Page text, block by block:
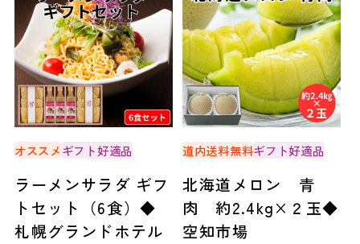
オススメギフト好適品
ラーメンサラダ ギフ
トセット（6食）◆
札幌グランドホテル
道内送料無料ギフト好適品
北海道メロン 青
肉 約2.4kg×２玉◆
空知市場